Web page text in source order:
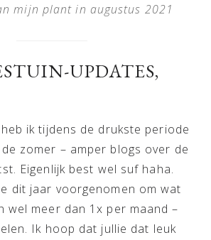
mijn plant in augustus 2021
UPDATES,
ik tijdens de drukste periode
zomer – amper blogs over de
Eigenlijk best wel suf haha.
dit jaar voorgenomen om wat
wel meer dan 1x per maand –
Ik hoop dat jullie dat leuk